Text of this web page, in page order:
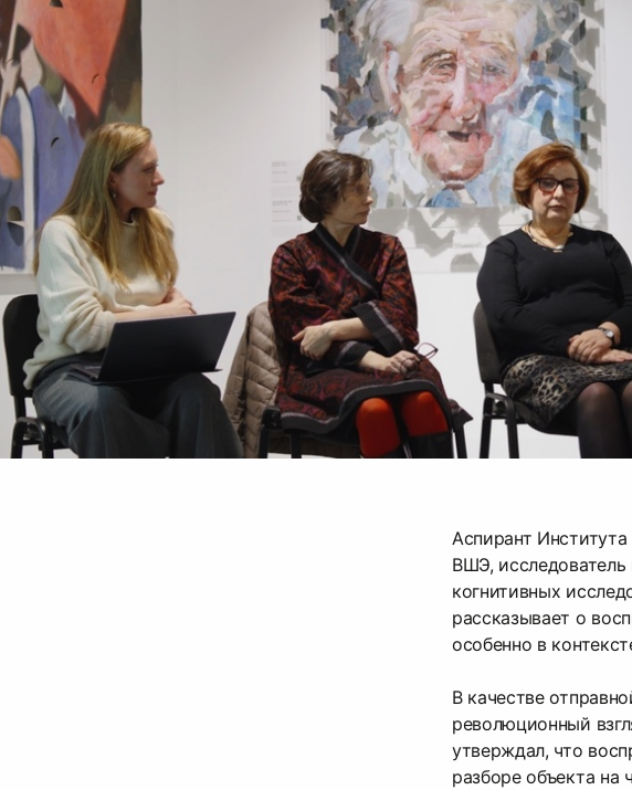
Аспирант
ВШЭ,
когнитивных
рассказывает о
особенно в
В качестве
революционный
утверждал, что
разборе объекта на